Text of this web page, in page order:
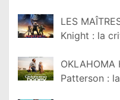
LES
Knight : la
OKLAHOMA
Patterson :